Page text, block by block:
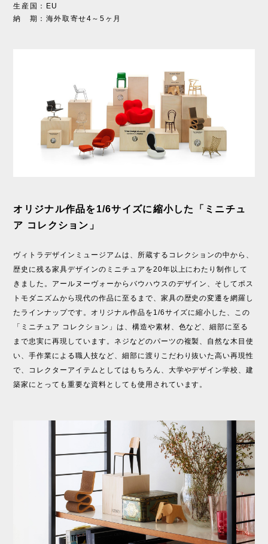
生産国：EU
納 期：海外取寄せ4～5ヶ月
オリジナル作品を1/6サイズに縮小した「ミニチュ
ア コレクション」
ヴィトラデザインミュージアムは、所蔵するコレクションの中から、
歴史に残る家具デザインのミニチュアを20年以上にわたり制作して
きました。アールヌーヴォーからバウハウスのデザイン、そしてポス
トモダニズムから現代の作品に至るまで、家具の歴史の変遷を網羅し
たラインナップです。オリジナル作品を1/6サイズに縮小した、この
「ミニチュア コレクション」は、構造や素材、色など、細部に至る
まで忠実に再現しています。ネジなどのパーツの複製、自然な木目使
い、手作業による職人技など、細部に渡りこだわり抜いた高い再現性
で、コレクターアイテムとしてはもちろん、大学やデザイン学校、建
築家にとっても重要な資料としても使用されています。